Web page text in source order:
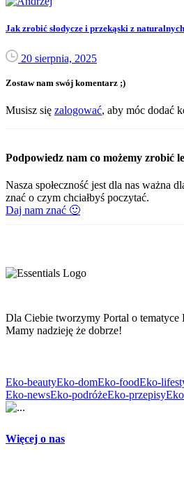
Jak zrobić słodycze i przekąski z
20 sierpnia, 2025
Zostaw nam swój komentarz ;)
Musisz się zalogować, aby móc dodać
Podpowiedz nam co możemy zrobić
Nasza społeczność jest dla nas ważna
znać o czym chciałbyś poczytać.
Daj nam znać 🙂
Dla Ciebie tworzymy Portal o tematyce
Mamy nadzieję że dobrze!
Eko-beautyEko-domEko-foodEko-
Eko-newsEko-podróżeEko-przepisy
Więcej o nas